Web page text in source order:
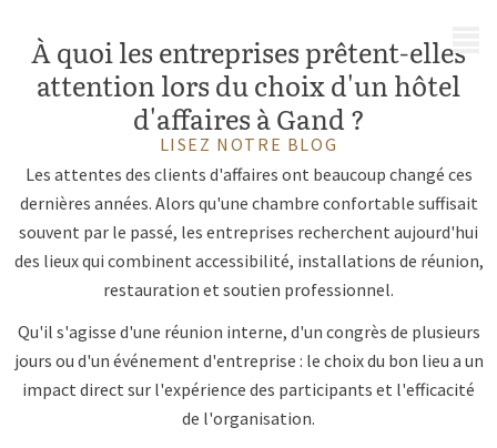
À quoi les entreprises prêtent-elles
attention lors du choix d'un hôtel
d'affaires à Gand ?
LISEZ NOTRE BLOG
Les attentes des clients d'affaires ont beaucoup changé ces
dernières années. Alors qu'une chambre confortable suffisait
souvent par le passé, les entreprises recherchent aujourd'hui
des lieux qui combinent accessibilité, installations de réunion,
restauration et soutien professionnel.
Qu'il s'agisse d'une réunion interne, d'un congrès de plusieurs
jours ou d'un événement d'entreprise : le choix du bon lieu a un
impact direct sur l'expérience des participants et l'efficacité
de l'organisation.